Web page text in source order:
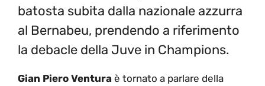
batosta subita dalla nazionale azzurra
al Bernabeu, prendendo a riferimento
la debacle della Juve in Champions.
Gian Piero Ventura è tornato a parlare della